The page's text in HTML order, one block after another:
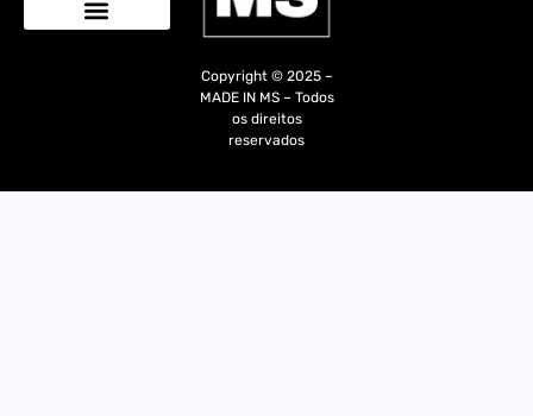
Copyright © 2025 –
MADE IN MS – Todos
os direitos
reservados